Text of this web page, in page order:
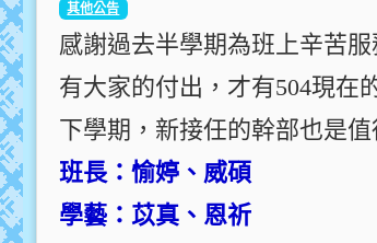
其他公告
感謝過去半學期為班上辛苦
有大家的付出，才有504現在
下學期，新接任的幹部也是值
班長：愉婷、威碩
學藝：苡真、恩祈